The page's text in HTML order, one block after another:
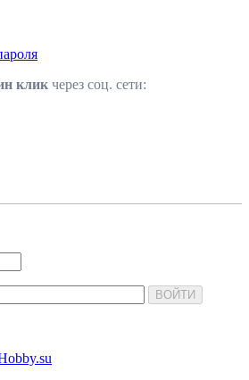
клик через соц. сети:
ВОЙТИ